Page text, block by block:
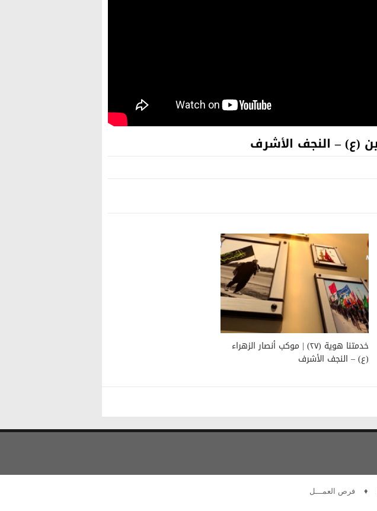
خدمتنا هوية (٢٧) | موكب أنصار الزهراء
(ع) – النجف الأشرف
♦ فرص العمـــل